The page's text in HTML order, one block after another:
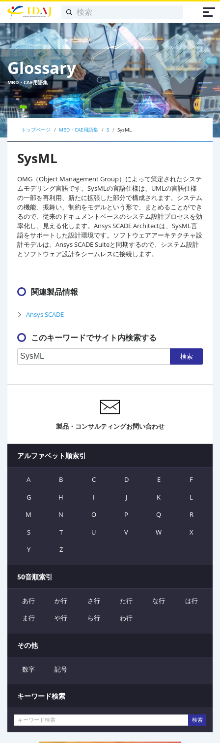
Glossary
MBD・CAE用語集
トップページ MBD・CAE用語集 S SysML
SysML
OMG（Object Management Group）によって策定されたシステ
ムモデリング言語です。SysMLの言語仕様は、UMLの言語仕様
の一部を再利用、新たに拡張した部分で構成されます。システム
の機能、振舞い、制約をモデルという形で、まとめることができ
るので、従来のドキュメントベースのシステム設計プロセスを効
率化し、見える化します。Ansys SCADE Architectは、SysML言
語をサポートした設計環境です。ソフトウェアアーキテクチャ設
計モデルは、Ansys SCADE Suiteと同期するので、システム設計
とソフトウェア設計をシームレスに接続します。
関連製品情報
Ansys SCADE
このキーワードでサイト内検索する
検索
製品・コンサルティングお問い合わせ
アルファベット順索引
A B C D E
F
G
H I J K
L
M
N O P Q
R
S
T U V W
X
Y
Z
50音順索引
あ行 か行 さ行 た行 な行
は行
ま行
や行 ら行 わ行
その他
数字 記号
キーワード検索
検索